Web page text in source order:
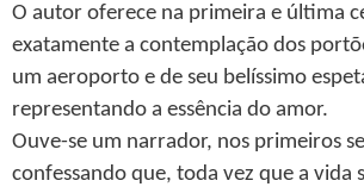
O autor oferece na primeira e última
exatamente a contemplação dos
um aeroporto e de seu belíssimo
representando a essência do amor.
Ouve-se um narrador, nos primeiros
confessando que, toda vez que a vida